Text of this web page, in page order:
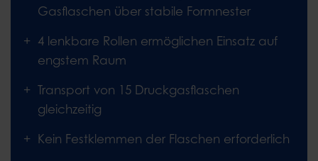
Gasflaschen über stabile Formnester
4 lenkbare Rollen ermöglichen Einsatz auf
engstem Raum
Transport von 15 Druckgasflaschen
gleichzeitig
Kein Festklemmen der Flaschen erforderlich